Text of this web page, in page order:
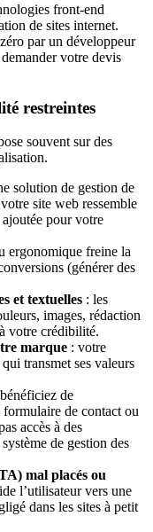
front-end
de sites internet.
par un développeur
votre devis
restreintes
souvent sur des
solution de gestion de
site web ressemble
ajoutée pour votre
ergonomique freine la
(générer des
et textuelles : les
images, rédaction
votre crédibilité.
marque : votre
transmet ses valeurs
de
de contact ou
accès à des
de gestion des
mal placés ou
l’utilisateur vers une
dans les sites à petit